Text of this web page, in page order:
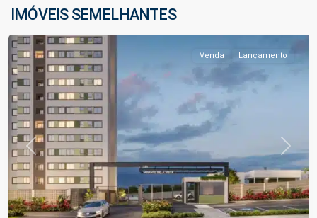
IMÓVEIS SEMELHANTES
Negra
Manaus
Previous Next
Venda Lançamento